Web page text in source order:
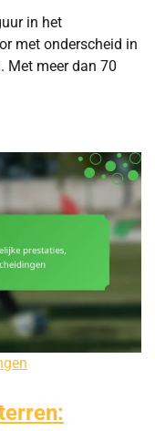
in het
met onderscheid in
Met meer dan 70